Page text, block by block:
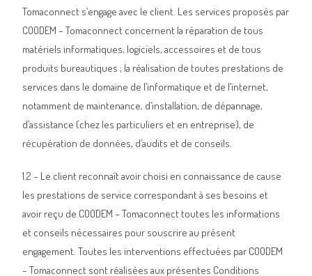
Tomaconnect s’engage avec le client. Les services proposés par
COODEM – Tomaconnect concernent la réparation de tous
matériels informatiques, logiciels, accessoires et de tous
produits bureautiques ; la réalisation de toutes prestations de
services dans le domaine de l’informatique et de l’internet,
notamment de maintenance, d’installation, de dépannage,
d’assistance (chez les particuliers et en entreprise), de
récupération de données, d’audits et de conseils.
1.2 – Le client reconnaît avoir choisi en connaissance de cause
les prestations de service correspondant à ses besoins et
avoir reçu de COODEM – Tomaconnect toutes les informations
et conseils nécessaires pour souscrire au présent
engagement. Toutes les interventions effectuées par COODEM
– Tomaconnect sont réalisées aux présentes Conditions